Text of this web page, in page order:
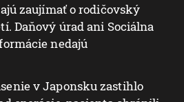
zaujímať o rodičovský
Daňový úrad ani Sociálna
nedajú
v Japonsku zastihlo